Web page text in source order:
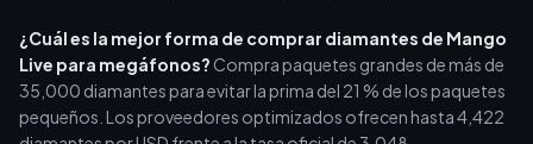
¿Cuál es la mejor forma de comprar diamantes de Mango
Live para megáfonos? Compra paquetes grandes de más de
35,000 diamantes para evitar la prima del 21 % de los paquetes
pequeños. Los proveedores optimizados ofrecen hasta 4,422